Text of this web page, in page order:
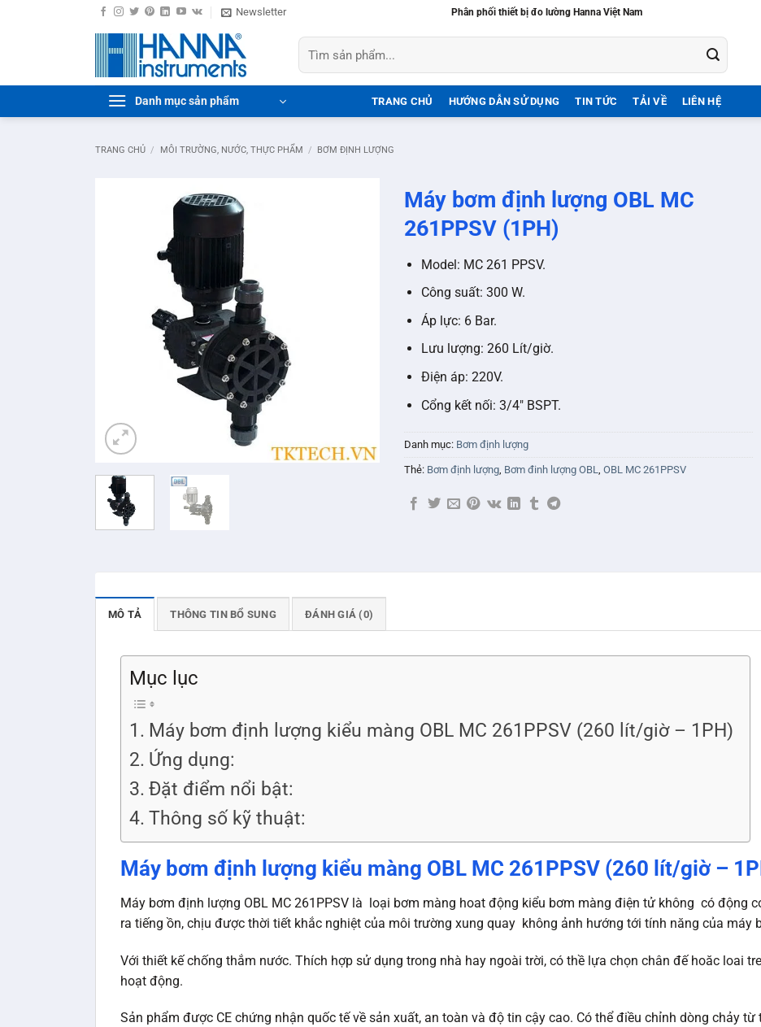
Newsletter Phân phối thiết bị đo lường Hanna Việt Nam
Tìm
kiếm:
Danh mục sản phẩm TRANG CHỦ HƯỚNG DẪN SỬ DỤNG TIN TỨC TẢI VỀ LIÊN HỆ
TRANG CHỦ / MÔI TRƯỜNG, NƯỚC, THỰC PHẨM / BƠM ĐỊNH LƯỢNG
Máy bơm định lượng OBL MC
261PPSV (1PH)
Model: MC 261 PPSV.
Công suất: 300 W.
Áp lực: 6 Bar.
Lưu lượng: 260 Lít/giờ.
Điện áp: 220V.
Cổng kết nối: 3/4″ BSPT.
Danh mục: Bơm định lượng
Thẻ: Bơm định lượng, Bơm đinh lượng OBL, OBL MC 261PPSV
MÔ TẢ THÔNG TIN BỔ SUNG ĐÁNH GIÁ (0)
Mục lục
Máy bơm định lượng kiểu màng OBL MC 261PPSV (260 lít/giờ – 1PH)
Ứng dụng:
Đặt điểm nổi bật:
Thông số kỹ thuật:
Máy bơm định lượng kiểu màng OBL MC 261PPSV (260 lít/giờ –
Máy bơm định lượng OBL MC 261PPSV là loại bơm màng hoat động kiểu bơm màng điện tử không có động
ra tiếng ồn, chịu được thời tiết khắc nghiệt của môi trường xung quay không ảnh hướng tới tính năng của máy
Với thiết kế chống thắm nước. Thích hợp sử dụng trong nhà hay ngoài trời, có thề lựa chọn chân đế hoăc loai
hoạt động.
Sản phẩm được CE chứng nhận quốc tế về sản xuất, an toàn và độ tin cậy cao. Có thể điều chỉnh dòng chảy